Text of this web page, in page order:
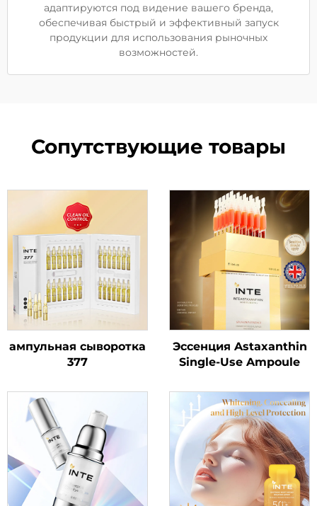
адаптируются под видение вашего бренда,
обеспечивая быстрый и эффективный запуск
продукции для использования рыночных
возможностей.
Сопутствующие товары
ампульная сыворотка
377
Эссенция Astaxanthin
Single-Use Ampoule